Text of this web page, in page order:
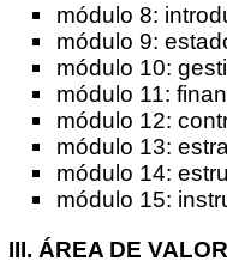
módulo 8:
módulo 9:
módulo 10:
módulo 11:
módulo 12:
módulo 13:
módulo 14:
módulo 15:
III. ÁREA DE